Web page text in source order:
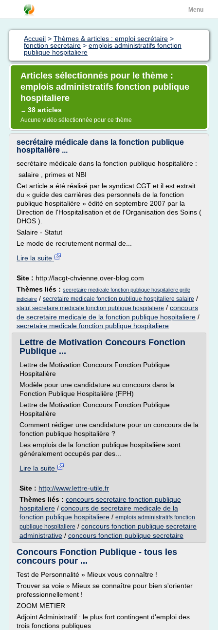
Menu
Accueil > Thèmes & articles : emploi secrétaire >
fonction secretaire > emplois administratifs fonction
publique hospitaliere
Articles sélectionnés pour le thème :
emplois administratifs fonction publique
hospitaliere
→ 38 articles
Aucune vidéo sélectionnée pour ce thème
secrétaire médicale dans la fonction publique
hospitalière ...
secrétaire médicale dans la fonction publique hospitalière :
salaire , primes et NBI
Cet article a été réalisé par le syndicat CGT et il est extrait
du « guide des carrières des personnels de la fonction
publique hospitalière » édité en septembre 2007 par la
Direction de l'Hospitalisation et de l'Organisation des Soins (
DHOS ).
Salaire - Statut
Le mode de recrutement normal de...
Lire la suite
Site : http://lacgt-chvienne.over-blog.com
Thèmes liés : secretaire medicale fonction publique hospitaliere grille
indiciaire / secretaire medicale fonction publique hospitaliere salaire /
statut secretaire medicale fonction publique hospitaliere / concours
de secretaire medicale de la fonction publique hospitaliere /
secretaire medicale fonction publique hospitaliere
Lettre de Motivation Concours Fonction
Publique ...
Lettre de Motivation Concours Fonction Publique
Hospitalière
Modèle pour une candidature au concours dans la
Fonction Publique Hospitalière (FPH)
Lettre de Motivation Concours Fonction Publique
Hospitalière
Comment rédiger une candidature pour un concours de la
fonction publique hospitalière ?
Les emplois de la fonction publique hospitalière sont
généralement occupés par des...
Lire la suite
Site : http://www.lettre-utile.fr
Thèmes liés : concours secretaire fonction publique
hospitaliere / concours de secretaire medicale de la
fonction publique hospitaliere / emplois administratifs fonction
publique hospitaliere / concours fonction publique secretaire
administrative / concours fonction publique secretaire
Concours Fonction Publique - tous les
concours pour ...
Test de Personnalité » Mieux vous connaître !
Trouver sa voie » Mieux se connaître pour bien s'orienter
professionnellement !
ZOOM METIER
Adjoint Administratif : le plus fort contingent d'emploi des
trois fonctions publiques